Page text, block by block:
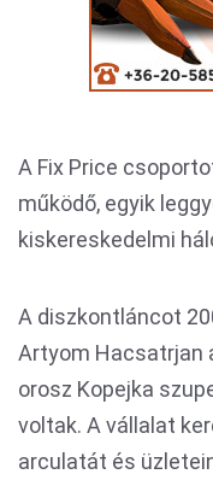
A Fix Price
működő, egyik
kiskereskedelmi
A diszkontláncot
Artyom Hacsatrjan
orosz Kopejka
voltak. A vállalat
arculatát és